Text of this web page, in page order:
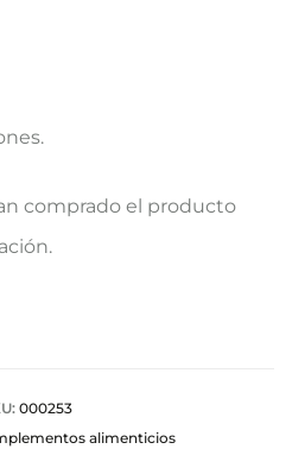
comprado el producto
000253
alimenticios